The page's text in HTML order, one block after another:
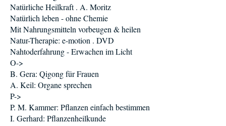
Natürliche Heilkraft . A. Moritz
Natürlich leben - ohne Chemie
Mit Nahrungsmitteln vorbeugen & heilen
Natur-Therapie: e-motion . DVD
Nahtoderfahrung - Erwachen im Licht
O->
B. Gera: Qigong für Frauen
A. Keil: Organe sprechen
P->
P. M. Kammer: Pflanzen einfach bestimmen
I. Gerhard: Pflanzenheilkunde